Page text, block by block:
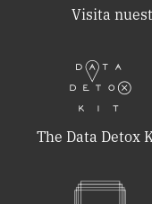
Visita
The Data Detox